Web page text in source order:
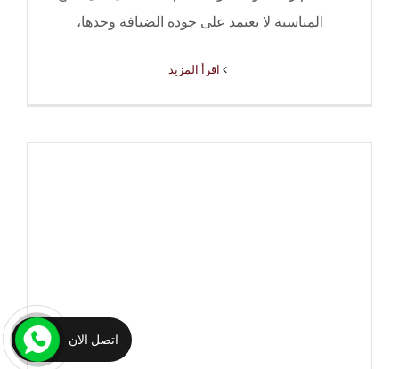
المناسبة لا يعتمد على جودة الضيافة وحدها،
اتصل الان